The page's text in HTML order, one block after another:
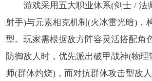
游戏采用五大职业体系(剑士 / 法
射手)与元素相克机制(火冰雷光暗)，
型。玩家需根据敌方阵容灵活搭配角
防御敌人时，优先派出破甲战神(物
师(群体灼烧)，而对抗群体攻击型敌